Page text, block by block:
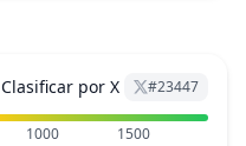
Clasificar por X #23447
1000
1500